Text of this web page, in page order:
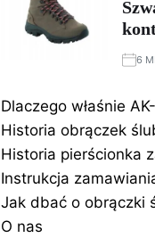
6
Dlaczego właśnie
Historia obrączek
Historia pierścionka
Instrukcja
Jak dbać o obrączki
O nas